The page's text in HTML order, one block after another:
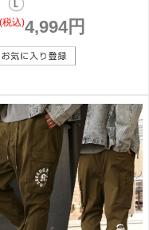
4,994円
(税込)